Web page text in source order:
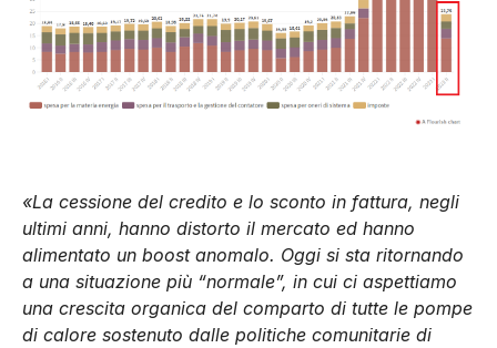
«La cessione del credito e lo sconto in fattura, negli
ultimi anni, hanno distorto il mercato ed hanno
alimentato un boost anomalo. Oggi si sta ritornando
a una situazione più “normale”, in cui ci aspettiamo
una crescita organica del comparto di tutte le pompe
di calore sostenuto dalle politiche comunitarie di